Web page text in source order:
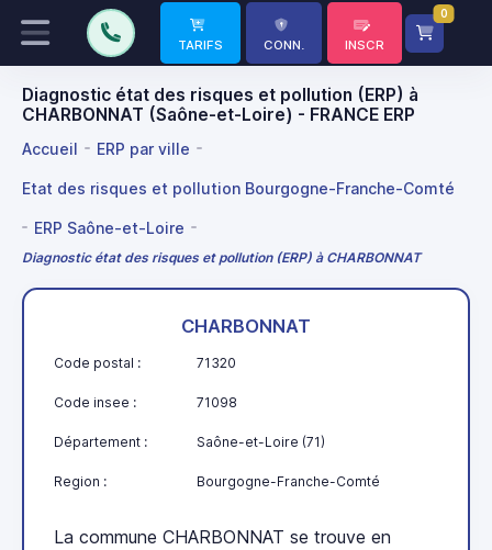
TARIFS CONN. INSCR
0
Diagnostic état des risques et pollution (ERP) à
CHARBONNAT (Saône-et-Loire) - FRANCE ERP
Accueil ERP par ville
Etat des risques et pollution Bourgogne-Franche-Comté
ERP Saône-et-Loire
Diagnostic état des risques et pollution (ERP) à CHARBONNAT
CHARBONNAT
Code postal : 71320
Code insee : 71098
Département : Saône-et-Loire (71)
Region : Bourgogne-Franche-Comté
La commune CHARBONNAT se trouve en